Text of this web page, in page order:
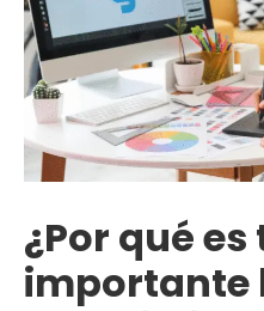
¿Por qué es
importante